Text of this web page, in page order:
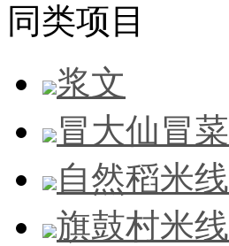
同类项目
浆文
冒大仙冒菜
自然稻米线
旗鼓村米线